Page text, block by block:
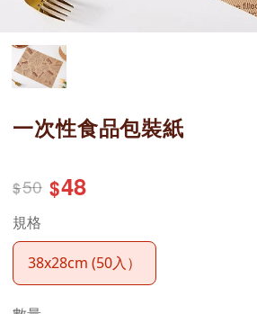
一次性食品包裝紙
$50 $48
規格
38x28cm (50入）